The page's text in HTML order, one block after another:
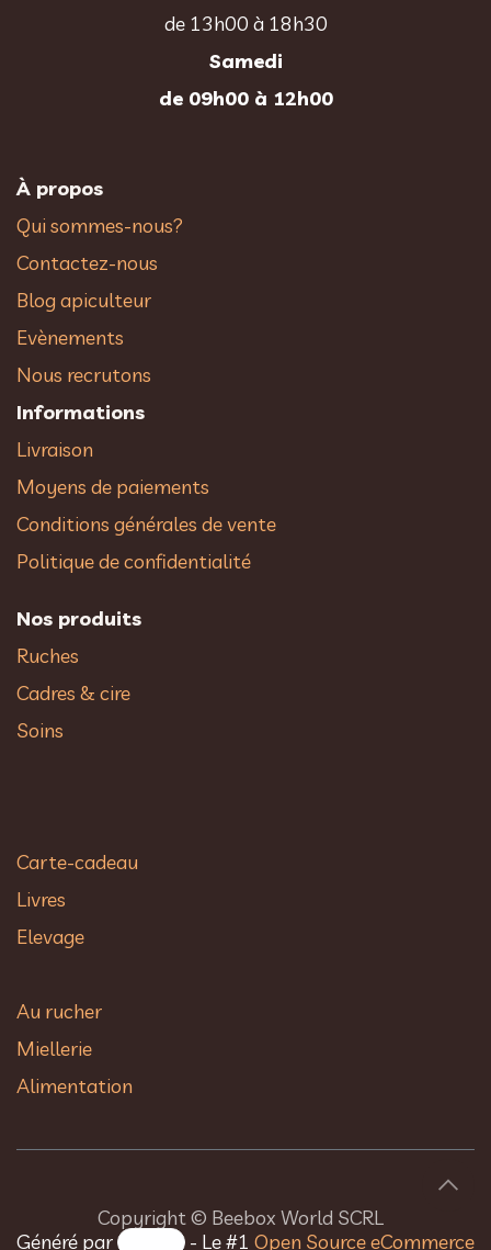
de 13h00 à 18h30
Samedi
de 09h00 à 12h00
À propos
Qui sommes-nous?
Contactez-nous
Blog apiculteur
Evènements
Nous recrutons
Informations
Livraison
Moyens de paiements
Conditions générales de vente
Politique de confidentialité
Nos produits
Ruches
Cadres & cire
Soins
Carte-cadeau
Livres
Elevage
Au rucher​
Miellerie
Alimentation
Copyright © Beebox World SCRL
Généré par
- Le #1 Open Source eCommerce